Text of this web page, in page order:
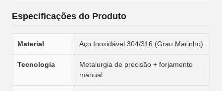
Especificações do Produto
Material Aço Inoxidável 304/316 (Grau Marinho)
Tecnologia
Metalurgia de precisão + forjamento
manual